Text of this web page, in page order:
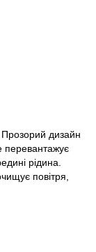
Прозорий дизайн
перевантажує
рідина.
повітря,